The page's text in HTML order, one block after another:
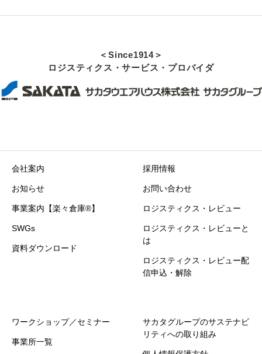
＜Since1914＞
ロジスティクス・サービス・プロバイダ
会社案内
お知らせ
事業案内【楽々倉庫®】
SWGs
資料ダウンロード
採用情報
お問い合わせ
ロジスティクス・レビュー
ロジスティクス・レビューと
は
ロジスティクス・レビュー配
信申込・解除
ワークショップ／セミナー
事業所一覧
サカタグループのサステナビ
リティへの取り組み